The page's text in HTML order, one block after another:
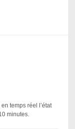
temps réel l’état
minutes.